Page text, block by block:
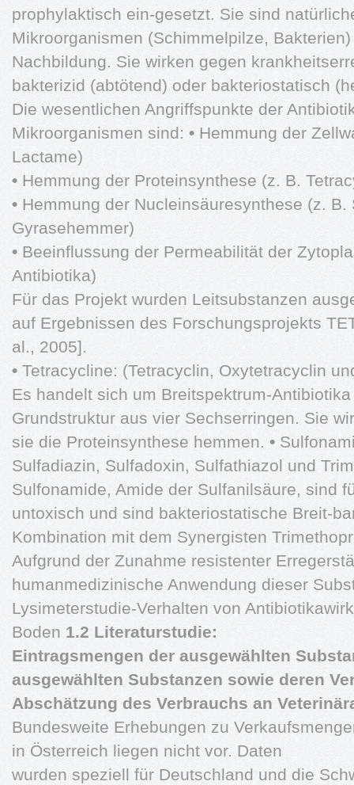
prophylaktisch ein-gesetzt. Sie sind
Mikroorganismen (Schimmelpilze,
Nachbildung. Sie wirken gegen
bakterizid (abtötend) oder bakteriostatisch
Die wesentlichen Angriffspunkte der
Mikroorganismen sind: • Hemmung der
Lactame)
• Hemmung der Proteinsynthese (z. B.
• Hemmung der Nucleinsäuresynthese (z. B.
Gyrasehemmer)
• Beeinflussung der Permeabilität der
Antibiotika)
Für das Projekt wurden Leitsubstanzen
auf Ergebnissen des Forschungsprojekts
al., 2005].
• Tetracycline: (Tetracyclin, Oxytetracyclin
Es handelt sich um Breitspektrum-
Grundstruktur aus vier Sechserringen. Sie
sie die Proteinsynthese hemmen. •
Sulfadiazin, Sulfadoxin, Sulfathiazol und
Sulfonamide, Amide der Sulfanilsäure, sind
untoxisch und sind bakteriostatische Breit-
Kombination mit dem Synergisten
Aufgrund der Zunahme resistenter
humanmedizinische Anwendung dieser
Lysimeterstudie-Verhalten von
Boden 1.2 Literaturstudie:
Eintragsmengen der ausgewählten
ausgewählten Substanzen sowie deren
Abschätzung des Verbrauchs an
Bundesweite Erhebungen zu
in Österreich liegen nicht vor. Daten
wurden speziell für Deutschland und die